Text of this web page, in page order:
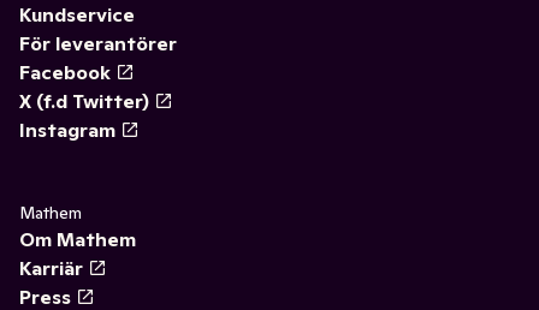
Kundservice
För leverantörer
Facebook
X (f.d Twitter)
Instagram
Mathem
Om Mathem
Karriär
Press